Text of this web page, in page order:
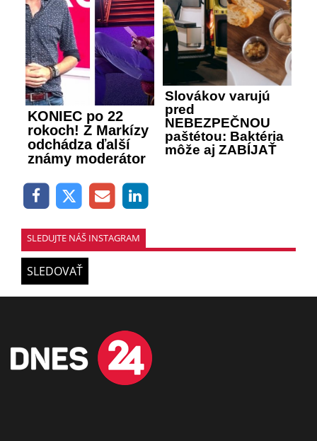
KONIEC po 22
rokoch! Z Markízy
odchádza ďalší
známy moderátor
Slovákov varujú
pred
NEBEZPEČNOU
paštétou: Baktéria
môže aj ZABÍJAŤ
SLEDUJTE NÁŠ INSTAGRAM
SLEDOVAŤ